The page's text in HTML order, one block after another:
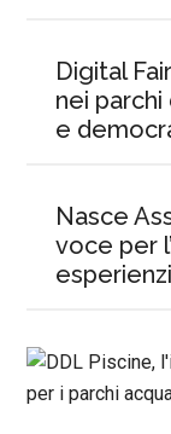
Digital
nei
e
Nasce
voce per